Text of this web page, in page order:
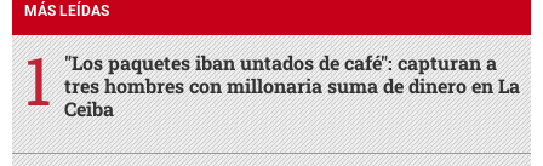
MÁS LEÍDAS
"Los paquetes iban untados de café": capturan a
tres hombres con millonaria suma de dinero en La
Ceiba